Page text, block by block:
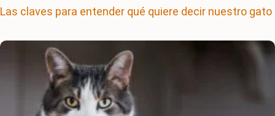
Las claves para entender qué quiere decir nuestro gato